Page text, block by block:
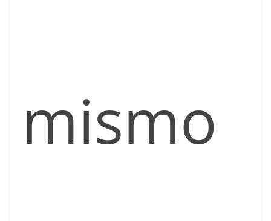
mismo